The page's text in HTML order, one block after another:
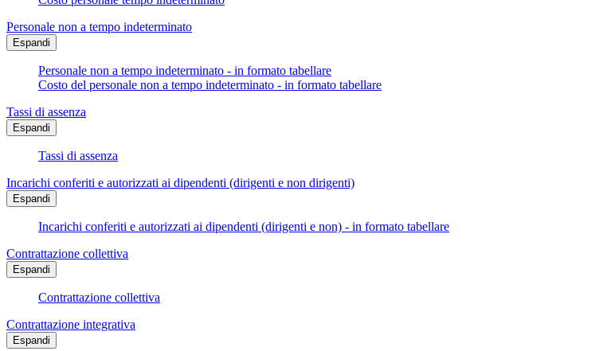
Personale non a tempo indeterminato
Espandi
Personale non a tempo indeterminato - in formato tabellare
Costo del personale non a tempo indeterminato - in formato tabellare
Tassi di assenza
Espandi
Tassi di assenza
Incarichi conferiti e autorizzati ai dipendenti (dirigenti e non dirigenti)
Espandi
Incarichi conferiti e autorizzati ai dipendenti (dirigenti e non) - in formato tabellare
Contrattazione collettiva
Espandi
Contrattazione collettiva
Contrattazione integrativa
Espandi